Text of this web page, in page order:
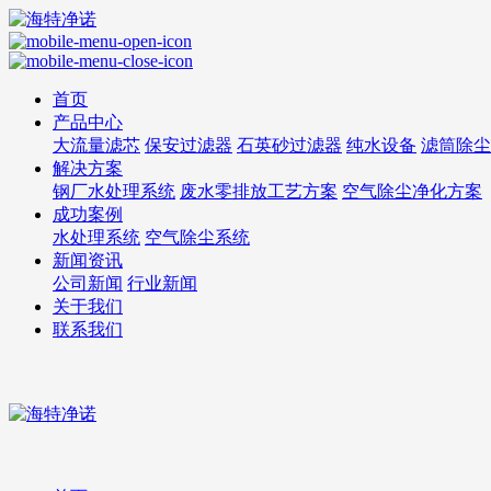
首页
产品中心
大流量滤芯 保安过滤器 石英砂过滤器 纯水设备 滤筒除
解决方案
钢厂水处理系统 废水零排放工艺方案 空气除尘净化方案
成功案例
水处理系统 空气除尘系统
新闻资讯
公司新闻 行业新闻
关于我们
联系我们